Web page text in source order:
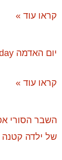
קראו עוד »
יום האדמה World Soil day
קראו עוד »
השבר הסורי
של ילדה קטנה